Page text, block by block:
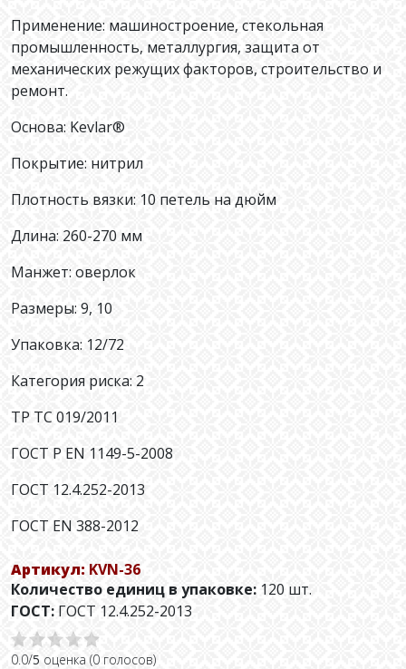
Применение: машиностроение, стекольная
промышленность, металлургия, защита от
механических режущих факторов, строительство и
ремонт.
Основа: Kevlar®
Покрытие: нитрил
Плотность вязки: 10 петель на дюйм
Длина: 260-270 мм
Манжет: оверлок
Размеры: 9, 10
Упаковка: 12/72
Категория риска: 2
ТР ТС 019/2011
ГОСТ Р EN 1149-5-2008
ГОСТ 12.4.252-2013
ГОСТ ЕN 388-2012
Артикул: KVN-36
Количество единиц в упаковке: 120 шт.
ГОСТ: ГОСТ 12.4.252-2013
0.0/5 оценка (0 голосов)